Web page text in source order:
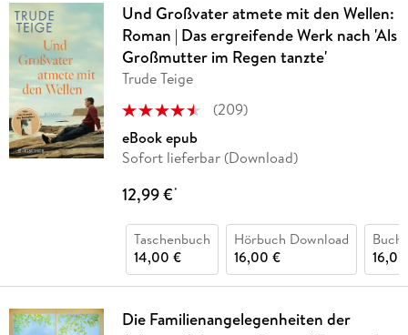
Und Großvater atmete mit den Wellen:
Roman | Das ergreifende Werk nach 'Als
Großmutter im Regen tanzte'
Trude Teige
(209)
eBook epub
Sofort lieferbar (Download)
12,99 €*
Taschenbuch
14,00 €
Hörbuch Download
16,00 €
Buch
Die Familienangelegenheiten der